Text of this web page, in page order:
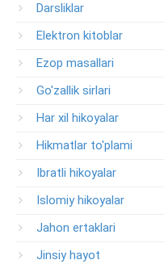
Darsliklar
Elektron kitoblar
Ezop masallari
Go'zallik sirlari
Har xil hikoyalar
Hikmatlar to'plami
Ibratli hikoyalar
Islomiy hikoyalar
Jahon ertaklari
Jinsiy hayot